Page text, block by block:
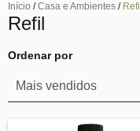
Início / Casa e Ambientes / Refil
Refil
Ordenar por